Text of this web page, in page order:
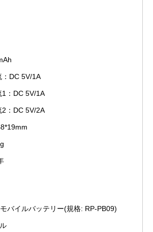
DC 5V/1A
：DC 5V/1A
：DC 5V/2A
バイルバッテリー(規格: RP-PB09)